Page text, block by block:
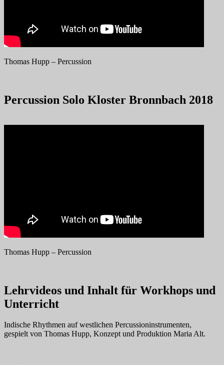
Thomas Hupp – Percussion
Percussion Solo Kloster Bronnbach 2018
Thomas Hupp – Percussion
Lehrvideos und Inhalt für Workhops und
Unterricht
Indische Rhythmen auf westlichen Percussioninstrumenten,
gespielt von Thomas Hupp, Konzept und Produktion Maria Alt.